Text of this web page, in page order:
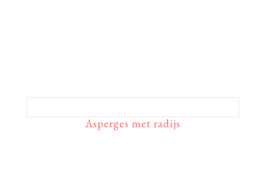
Asperges met radijs